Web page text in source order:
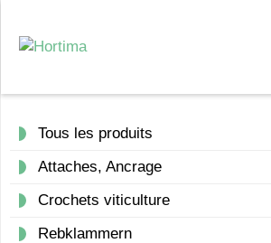
Tous les produits
Attaches, Ancrage
Crochets viticulture
Rebklammern